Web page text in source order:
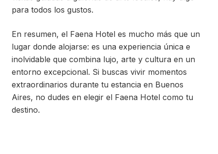
para todos los gustos.
En resumen, el Faena Hotel es mucho más que un
lugar donde alojarse: es una experiencia única e
inolvidable que combina lujo, arte y cultura en un
entorno excepcional. Si buscas vivir momentos
extraordinarios durante tu estancia en Buenos
Aires, no dudes en elegir el Faena Hotel como tu
destino.